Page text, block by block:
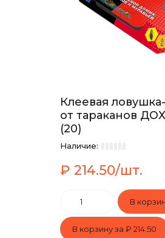
Клеевая
от тараканов
(20)
Наличие:
₽ 214.50/шт.
В корзину за ₽ 214.50